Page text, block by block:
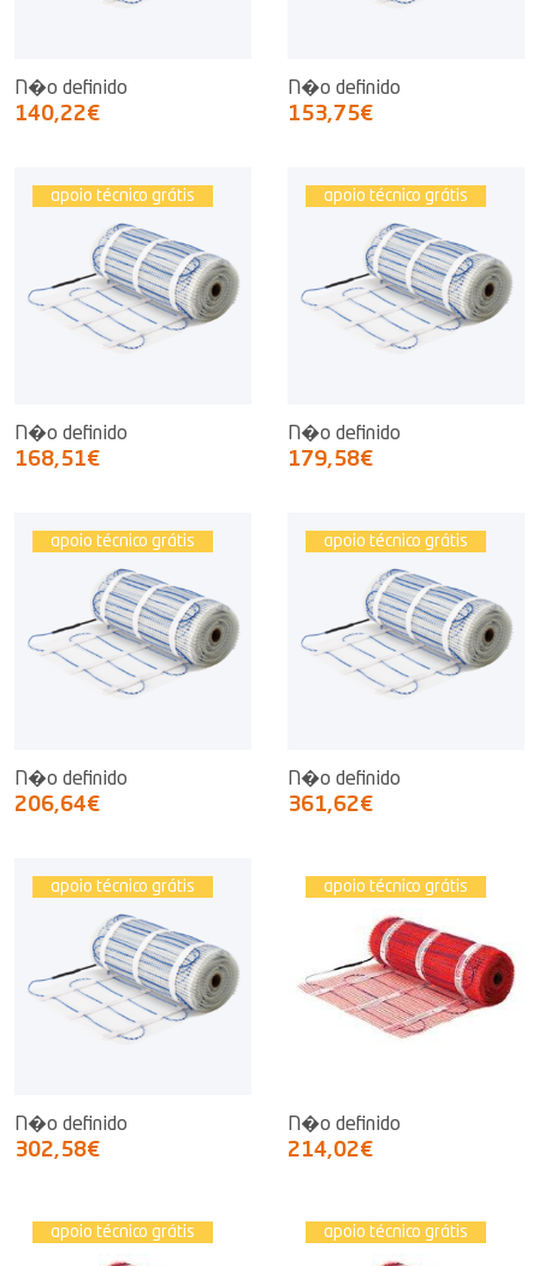
N�o definido
140,22€
N�o definido
153,75€
apoio técnico grátis
N�o definido
168,51€
apoio técnico grátis
N�o definido
179,58€
apoio técnico grátis
N�o definido
206,64€
apoio técnico grátis
N�o definido
361,62€
apoio técnico grátis
N�o definido
302,58€
apoio técnico grátis
N�o definido
214,02€
apoio técnico grátis apoio técnico grátis